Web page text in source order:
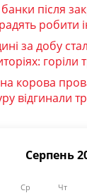
після
робити
за добу
горіли
корова
відгинали
Серпень
Ср Чт